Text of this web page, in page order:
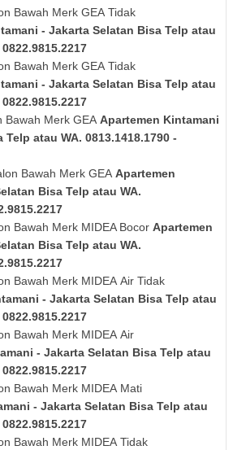
Bawah Merk GEA Tidak
- Jakarta Selatan Bisa Telp atau
Bawah Merk GEA Tidak
- Jakarta Selatan Bisa Telp atau
Bawah Merk GEA Apartemen Kintamani
atau WA. 0813.1418.1790 -
Bawah Merk GEA Apartemen
Bisa Telp atau WA.
Bawah Merk MIDEA Bocor Apartemen
Bisa Telp atau WA.
Bawah Merk MIDEA Air Tidak
- Jakarta Selatan Bisa Telp atau
Bawah Merk MIDEA Air
- Jakarta Selatan Bisa Telp atau
Bawah Merk MIDEA Mati
- Jakarta Selatan Bisa Telp atau
Bawah Merk MIDEA Tidak